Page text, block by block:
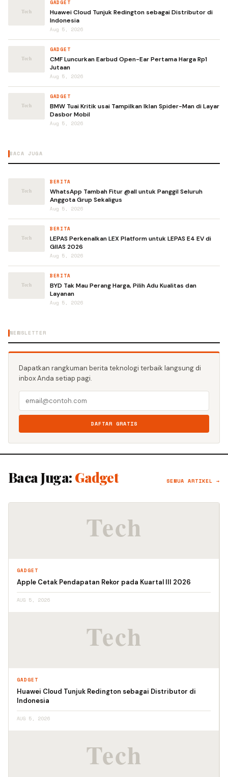
GADGET
Huawei Cloud Tunjuk Redington sebagai Distributor di
Indonesia
Aug 5, 2026
GADGET
CMF Luncurkan Earbud Open-Ear Pertama Harga Rp1
Jutaan
Aug 5, 2026
GADGET
BMW Tuai Kritik usai Tampilkan Iklan Spider-Man di Layar
Dasbor Mobil
Aug 5, 2026
BACA JUGA
BERITA
WhatsApp Tambah Fitur @all untuk Panggil Seluruh
Anggota Grup Sekaligus
Aug 5, 2026
BERITA
LEPAS Perkenalkan LEX Platform untuk LEPAS E4 EV di
GIIAS 2026
Aug 5, 2026
BERITA
BYD Tak Mau Perang Harga, Pilih Adu Kualitas dan
Layanan
Aug 5, 2026
NEWSLETTER
Dapatkan rangkuman berita teknologi terbaik langsung di
inbox Anda setiap pagi.
DAFTAR GRATIS
Baca Juga: Gadget SEMUA ARTIKEL →
GADGET
Apple Cetak Pendapatan Rekor pada Kuartal III 2026
AUG 5, 2026
GADGET
Huawei Cloud Tunjuk Redington sebagai Distributor di
Indonesia
AUG 5, 2026